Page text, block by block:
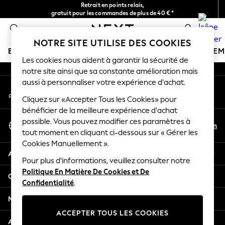
Retrait en points relais,
gratuit pour les commandes de plus de 40 € *
Livraison en 2-3 jours ouvrés*
BOUTIQUE VACANCES
HOLIDAY SHOP
Women's Holiday Shop
All Swimwear
All Beachwear
Bags & Accessories
Beach Dresses & Kaftans
Dresses
Flip Flops
Sliders
Jumpsuits & Playsuits
Linen Collection
Sandals
An error occurred on client
Nos réseaux sociaux
Mon compte
Connexion à votre compte
Sélectionnez Votre Langue
Français
En
Aide
Confidentialité et mentions légales
Ministères
Autres services
NOTRE SITE UTILISE DES COOKIES
Les cookies nous aident à garantir la sécurité de
notre site ainsi que sa constante amélioration mais
aussi à personnaliser votre expérience d'achat.
Cliquez sur «Accepter Tous les Cookies» pour
bénéficier de la meilleure expérience d'achat
possible. Vous pouvez modifier ces paramètres à
tout moment en cliquant ci-dessous sur « Gérer les
Cookies Manuellement ».
Pour plus d'informations, veuillez consulter notre
Politique En Matière De Cookies et De
Confidentialité.
ACCEPTER TOUS LES COOKIES